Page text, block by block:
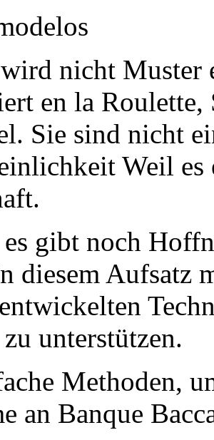
nicht Muster
en la Roulette,
Sie sind nicht
Weil es
gibt noch
diesem Aufsatz
unterstützen.
Methoden,
an Banque